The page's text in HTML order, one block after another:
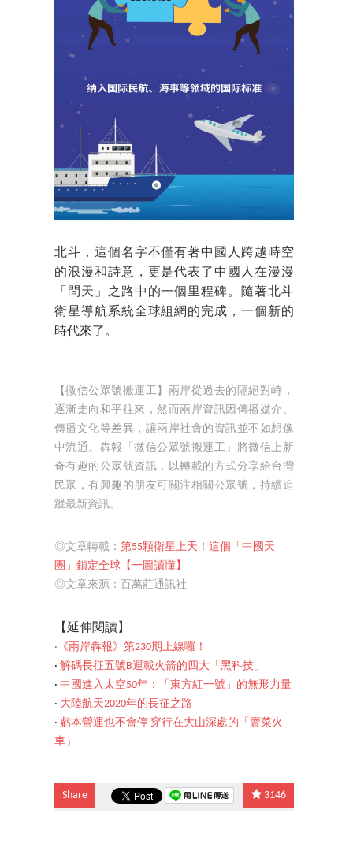
北斗，這個名字不僅有著中國人跨越時空
的浪漫和詩意，更是代表了中國人在漫漫
「問天」之路中的一個里程碑。隨著北斗
衛星導航系統全球組網的完成，一個新的
時代來了。
【微信公眾號搬運工】兩岸從過去的隔絕對峙，
逐漸走向和平往來，然而兩岸資訊因傳播媒介、
傳播文化等差異，讓兩岸社會的資訊並不如想像
中流通。犇報「微信公眾號搬運工」將微信上新
奇有趣的公眾號資訊，以轉載的方式分享給台灣
民眾，有興趣的朋友可關注相關公眾號，持續追
蹤最新資訊。
◎文章轉載： 第55顆衛星上天！這個「中國天
團」鎖定全球【一圖讀懂】
◎文章來源：百萬莊通訊社
【延伸閱讀】
‧ 《兩岸犇報》第230期上線囉！
‧ 解碼長征五號B運載火箭的四大「黑科技」
‧ 中國進入太空50年：「東方紅一號」的無形力量
‧ 大陸航天2020年的長征之路
‧ 虧本營運也不會停 穿行在大山深處的「賣菜火
車」
Share 3146